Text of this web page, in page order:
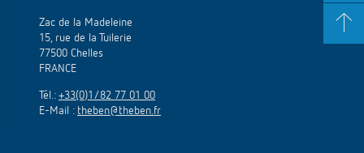
Zac de la Madeleine
15, rue de la Tuilerie
77500 Chelles
FRANCE
Tél.: +33(0)1/82 77 01 00
E-Mail : theben@theben.fr